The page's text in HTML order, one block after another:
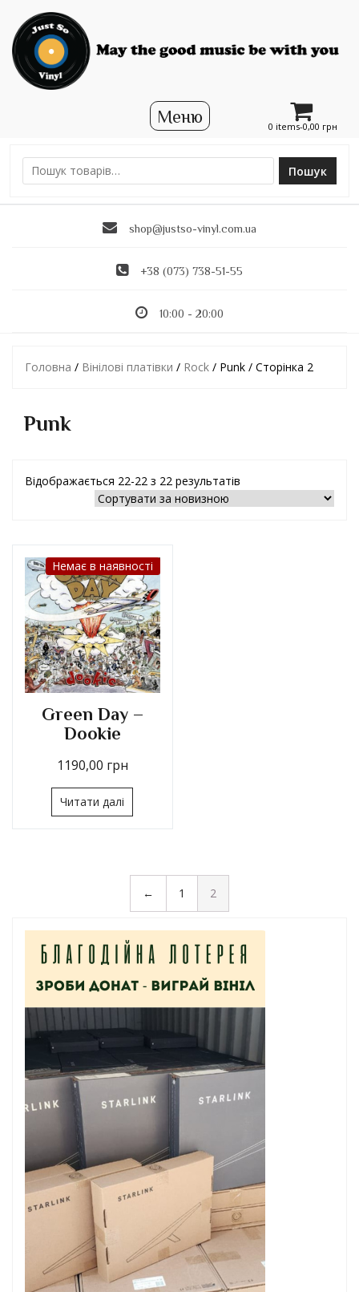
0 items-0,00 грн
Ш
Пошук
shop@justso-vinyl.com.ua
+38 (073) 738-51-55
10:00 - 20:00
Головна / Вінілові платівки / Rock / Punk / Сторінка 2
Punk
Відображається 22-22 з 22 результатів
Немає в наявності
Green Day –
Dookie
1190,00 грн
Читати далі
← 1 2